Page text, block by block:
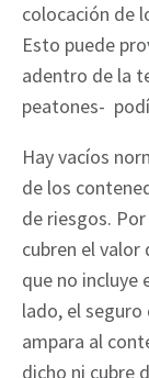
colocación de
Esto puede
adentro de la
peatones-
Hay vacíos
de los
de riesgos.
cubren el valor
que no incluye
lado, el
ampara al
dicho ni cubre